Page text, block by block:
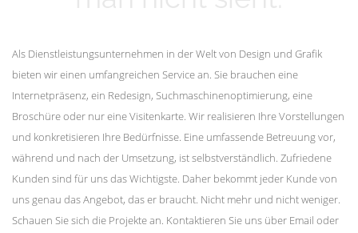
Als Dienstleistungsunternehmen in der Welt von Design und Grafik
bieten wir einen umfangreichen Service an. Sie brauchen eine
Internetpräsenz, ein Redesign, Suchmaschinenoptimierung, eine
Broschüre oder nur eine Visitenkarte. Wir realisieren Ihre Vorstellungen
und konkretisieren Ihre Bedürfnisse. Eine umfassende Betreuung vor,
während und nach der Umsetzung, ist selbstverständlich. Zufriedene
Kunden sind für uns das Wichtigste. Daher bekommt jeder Kunde von
uns genau das Angebot, das er braucht. Nicht mehr und nicht weniger.
Schauen Sie sich die Projekte an. Kontaktieren Sie uns über Email oder